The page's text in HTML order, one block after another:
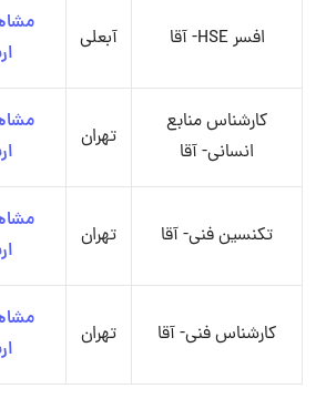
افسر HSE- آقا آبعلی
کارشناس منابع
انسانی- آقا
تهران
تکنسین فنی- آقا تهران
کارشناس فنی- آقا تهران